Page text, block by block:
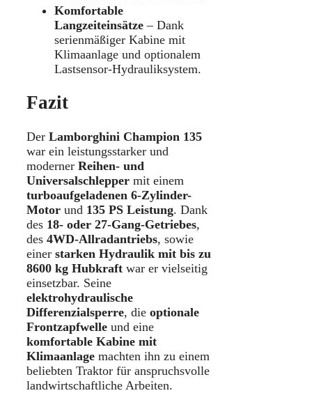
Komfortable
Langzeiteinsätze – Dank
serienmäßiger Kabine mit
Klimaanlage und optionalem
Lastsensor-Hydrauliksystem.
Fazit
Der Lamborghini Champion 135
war ein leistungsstarker und
moderner Reihen- und
Universalschlepper mit einem
turboaufgeladenen 6-Zylinder-
Motor und 135 PS Leistung. Dank
des 18- oder 27-Gang-Getriebes,
des 4WD-Allradantriebs, sowie
einer starken Hydraulik mit bis zu
8600 kg Hubkraft war er vielseitig
einsetzbar. Seine
elektrohydraulische
Differenzialsperre, die optionale
Frontzapfwelle und eine
komfortable Kabine mit
Klimaanlage machten ihn zu einem
beliebten Traktor für anspruchsvolle
landwirtschaftliche Arbeiten.